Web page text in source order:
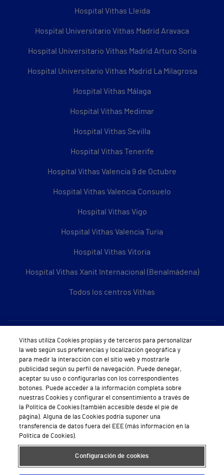
Hospital Vithas Lleida
Hospital Universitario Vithas Madrid Aravaca
Hospital Universitario Vithas Madrid Arturo Soria
Hospital Universitario Vithas Madrid La Milagrosa
Hospital Vithas Málaga
Hospital Vithas Medimar
Hospital Vithas Sevilla
Hospital Vithas Tenerife
Hospital Vithas Valencia 9 de Octubre
Hospital Vithas Valencia Consuelo
Hospital Vithas Vigo
Hospital Vithas Valencia Turia
Hospital Vithas Vitoria
Hospital Vithas Xanit Internacional (Benalmádena)
Todos los centros Vithas
Sobre Vithas
Quiénes somos
Trabajar en Vithas
Teléfono Cita Médica
Teléfono Atención al Cliente
Política de seguridad y salud en el trabajo
Conoce a Supervita
Vithas utiliza Cookies propias y de terceros para personalizar
la web según sus preferencias y localización geográfica y
para medir la interacción con el sitio web y mostrarle
publicidad según su perfil de navegación. Puede denegar,
aceptar su uso o configurarlas con los correspondientes
botones. Puede acceder a la información completa sobre
nuestras Cookies y configurar el consentimiento a través de
la Política de Cookies (también accesible desde el pie de
página). Alguna de las Cookies podría suponer una
transferencia de datos fuera del EEE (más información en la
Política de Cookies).
Configuración de cookies